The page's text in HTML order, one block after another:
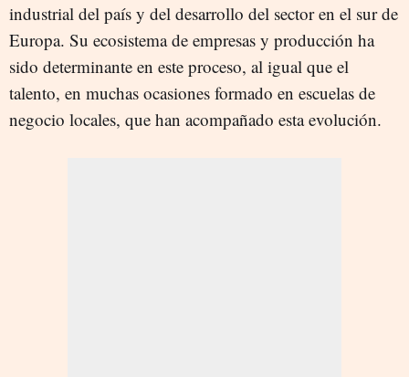
industrial del país y del desarrollo del sector en el sur de
Europa. Su ecosistema de empresas y producción ha
sido determinante en este proceso, al igual que el
talento, en muchas ocasiones formado en escuelas de
negocio locales, que han acompañado esta evolución.